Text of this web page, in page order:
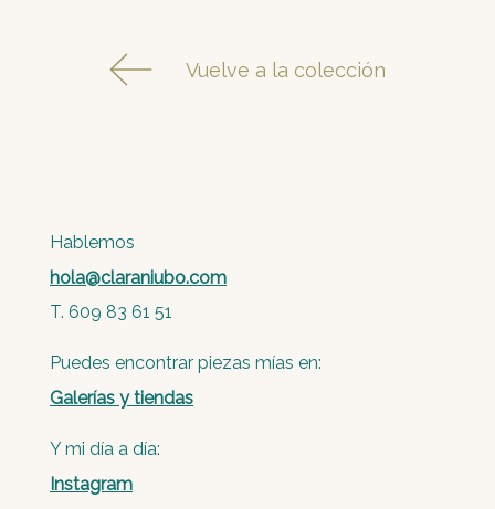
Vuelve a la colección
Hablemos
hola@claraniubo.com
T. 609 83 61 51
Puedes encontrar piezas mías en:
Galerías y tiendas
Y mi día a día:
Instagram